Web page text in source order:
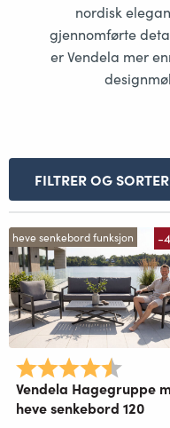
nordisk
gjennomførte
er Vendela mer
FILTRER OG SORTER
heve senkebord funksjon -
Karakter: 4.9
Vendela Hagegruppe m
heve senkebord 120